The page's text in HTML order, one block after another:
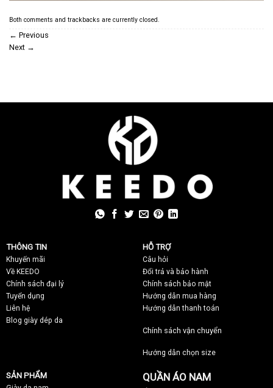
Both comments and trackbacks are currently closed.
← Previous
Next →
THÔNG TIN
Khuyến mãi
Về KEEDO
Chính sách đại lý
Tuyển dụng
Liên hệ
Blog giày dép da
HỖ TRỢ
Câu hỏi
Đổi trả và bảo hành
Chính sách bảo mật
Hướng dẫn mua hàng
Hướng dẫn thanh toán
Chính sách vận chuyển
Hướng dẫn chọn size
SẢN PHẨM QUẦN ÁO NAM